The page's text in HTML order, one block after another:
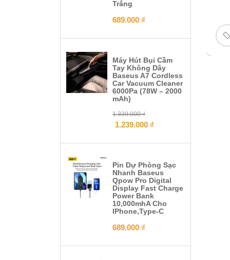
Trắng
689.000 ₫
Máy Hút Bụi Cầm
Tay Không Dây
Baseus A7 Cordless
Car Vacuum Cleaner
6000Pa (78W – 2000
mAh)
1.339.000₫
1.239.000 ₫
Pin Dự Phòng Sạc
Nhanh Baseus
Qpow Pro Digital
Display Fast Charge
Power Bank
10,000mhA Cho
IPhone,Type-C
689.000 ₫